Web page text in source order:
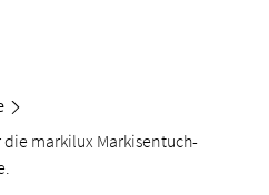
markilux Markisentuch-